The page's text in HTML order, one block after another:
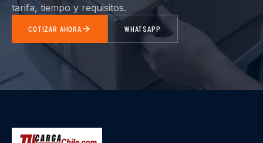
tarifa, tiempo y requisitos.
COTIZAR AHORA WHATSAPP